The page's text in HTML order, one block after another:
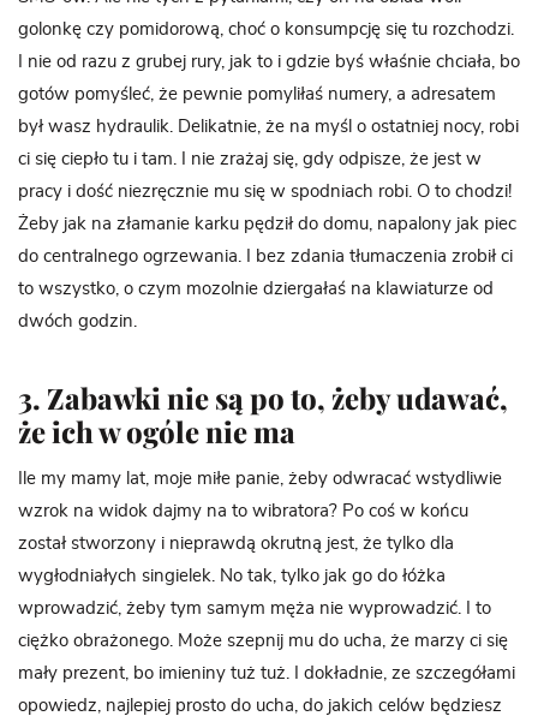
golonkę czy pomidorową, choć o konsumpcję się tu rozchodzi.
I nie od razu z grubej rury, jak to i gdzie byś właśnie chciała, bo
gotów pomyśleć, że pewnie pomyliłaś numery, a adresatem
był wasz hydraulik. Delikatnie, że na myśl o ostatniej nocy, robi
ci się ciepło tu i tam. I nie zrażaj się, gdy odpisze, że jest w
pracy i dość niezręcznie mu się w spodniach robi. O to chodzi!
Żeby jak na złamanie karku pędził do domu, napalony jak piec
do centralnego ogrzewania. I bez zdania tłumaczenia zrobił ci
to wszystko, o czym mozolnie dziergałaś na klawiaturze od
dwóch godzin.
3. Zabawki nie są po to, żeby udawać,
że ich w ogóle nie ma
Ile my mamy lat, moje miłe panie, żeby odwracać wstydliwie
wzrok na widok dajmy na to wibratora? Po coś w końcu
został stworzony i nieprawdą okrutną jest, że tylko dla
wygłodniałych singielek. No tak, tylko jak go do łóżka
wprowadzić, żeby tym samym męża nie wyprowadzić. I to
ciężko obrażonego. Może szepnij mu do ucha, że marzy ci się
mały prezent, bo imieniny tuż tuż. I dokładnie, ze szczegółami
opowiedz, najlepiej prosto do ucha, do jakich celów będziesz